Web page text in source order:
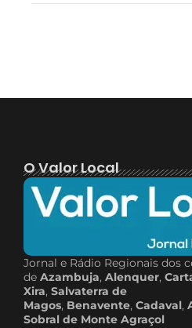
O Valor Local
Jornal e Rádio Regionais dos
de Azambuja, Alenquer,
Xira, Salvaterra de
Magos, Benavente, Cadaval,
Sobral de Monte Agraçol